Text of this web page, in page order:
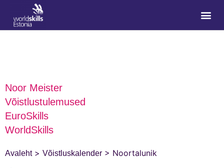
Noor Meister
Võistlustulemused
EuroSkills
WorldSkills
Avaleht> Võistluskalender > Noortalunik